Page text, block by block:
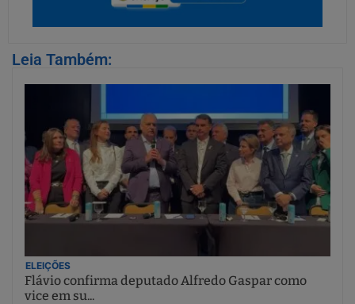
Leia Também:
ELEIÇÕES
Flávio confirma deputado Alfredo Gaspar como
vice em su...